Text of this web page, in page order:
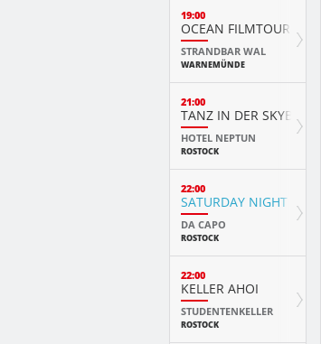
19:00
OCEAN FILMTOUR
STRANDBAR WAL
WARNEMÜNDE
21:00
TANZ IN DER SKYBAR
HOTEL NEPTUN
ROSTOCK
22:00
SATURDAY NIGHT
DA CAPO
ROSTOCK
22:00
KELLER AHOI
STUDENTENKELLER
ROSTOCK